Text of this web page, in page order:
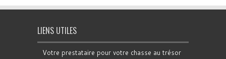
LIENS UTILES
Votre prestataire pour votre chasse au trésor